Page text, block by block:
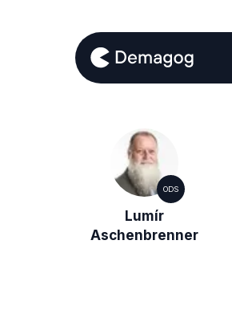
ODS
Lumír
Aschenbrenner